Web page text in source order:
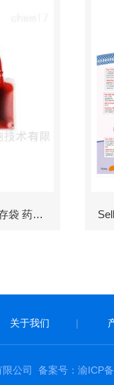
Origen Freezing Bags 冻存袋 药包材
关于我们 |
限公司 备案号：渝ICP